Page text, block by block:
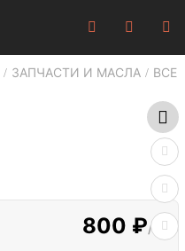
ЗАПЧАСТИ И МАСЛА ВСЕ
800 ₽/шт